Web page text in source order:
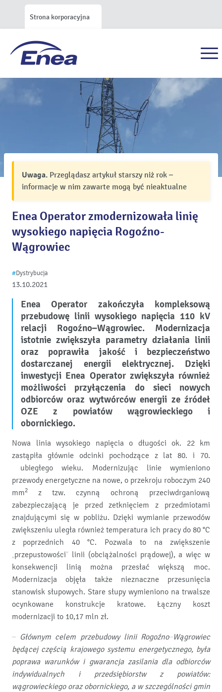
Strona korporacyjna
Uwaga. Przeglądasz artykuł starszy niż rok –
informacje w nim zawarte mogą być nieaktualne
Enea Operator zmodernizowała linię
wysokiego napięcia Rogoźno-
Wągrowiec
13.10.2021
#Dystrybucja
Enea Operator zakończyła kompleksową
przebudowę linii wysokiego napięcia 110 kV
relacji Rogoźno–Wągrowiec. Modernizacja
istotnie zwiększyła parametry działania linii
oraz poprawiła jakość i bezpieczeństwo
dostarczanej energii elektrycznej. Dzięki
inwestycji Enea Operator zwiększyła również
możliwości przyłączenia do sieci nowych
odbiorców oraz wytwórców energii ze źródeł
OZE z powiatów wągrowieckiego i
obornickiego.
Nowa linia wysokiego napięcia o długości ok. 22 km
zastąpiła głównie odcinki pochodzące z lat 80. i 70.
ubiegłego wieku. Modernizując linie wymieniono
przewody energetyczne na nowe, o przekroju roboczym 240
mm2
z tzw. czynną ochroną przeciwdrganiową
zabezpieczającą je przed zetknięciem z przedmiotami
znajdującymi się w pobliżu. Dzięki wymianie przewodów
zwiększeniu uległa również temperatura ich pracy do 80 °C
z poprzednich 40 °C. Pozwala to na zwiększenie
„przepustowości” linii (obciążalności prądowej), a więc w
konsekwencji linią można przesłać większą moc.
Modernizacja objęła także nieznaczne przesunięcia
stanowisk słupowych. Stare słupy wymieniono na trwalsze
ocynkowane konstrukcje kratowe. Łączny koszt
modernizacji to 10,17 mln zł.
– Głównym celem przebudowy linii Rogoźno–Wągrowiec
będącej częścią krajowego systemu energetycznego, była
poprawa warunków i gwarancja zasilania dla odbiorców
indywidualnych i przedsiębiorstw z powiatów:
wągrowieckiego oraz obornickiego, a w szczególności gmin